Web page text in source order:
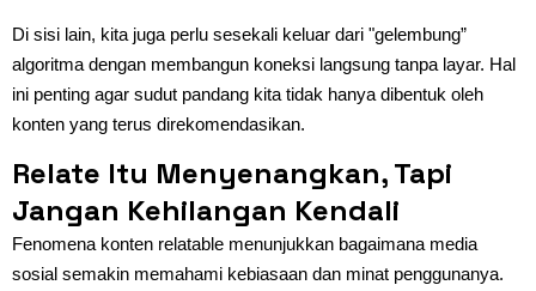
Di sisi lain, kita juga perlu sesekali keluar dari "gelembung”
algoritma dengan membangun koneksi langsung tanpa layar. Hal
ini penting agar sudut pandang kita tidak hanya dibentuk oleh
konten yang terus direkomendasikan.
Relate Itu Menyenangkan, Tapi
Jangan Kehilangan Kendali
Fenomena konten relatable menunjukkan bagaimana media
sosial semakin memahami kebiasaan dan minat penggunanya.